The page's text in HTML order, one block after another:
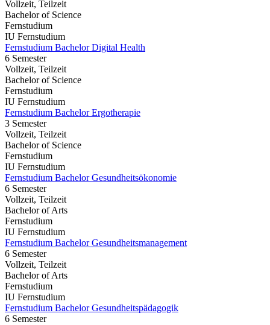
Vollzeit, Teilzeit
Bachelor of Science
Fernstudium
IU Fernstudium
Fernstudium Bachelor Digital Health
6 Semester
Vollzeit, Teilzeit
Bachelor of Science
Fernstudium
IU Fernstudium
Fernstudium Bachelor Ergotherapie
3 Semester
Vollzeit, Teilzeit
Bachelor of Science
Fernstudium
IU Fernstudium
Fernstudium Bachelor Gesundheitsökonomie
6 Semester
Vollzeit, Teilzeit
Bachelor of Arts
Fernstudium
IU Fernstudium
Fernstudium Bachelor Gesundheitsmanagement
6 Semester
Vollzeit, Teilzeit
Bachelor of Arts
Fernstudium
IU Fernstudium
Fernstudium Bachelor Gesundheitspädagogik
6 Semester